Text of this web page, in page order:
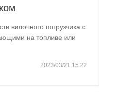
на топливе или
2023/03/21 15:22